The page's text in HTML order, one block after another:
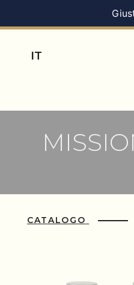
IT
CATALOGO